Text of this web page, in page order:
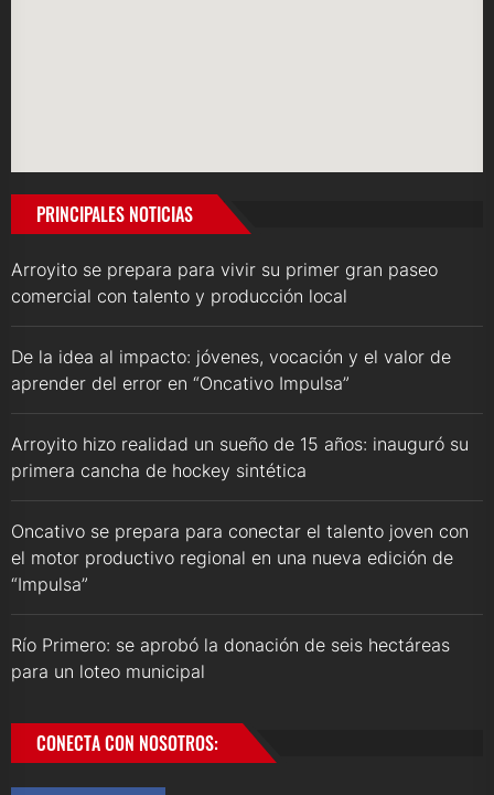
PRINCIPALES NOTICIAS
Arroyito se prepara para vivir su primer gran paseo
comercial con talento y producción local
De la idea al impacto: jóvenes, vocación y el valor de
aprender del error en “Oncativo Impulsa”
Arroyito hizo realidad un sueño de 15 años: inauguró su
primera cancha de hockey sintética
Oncativo se prepara para conectar el talento joven con
el motor productivo regional en una nueva edición de
“Impulsa”
Río Primero: se aprobó la donación de seis hectáreas
para un loteo municipal
CONECTA CON NOSOTROS: